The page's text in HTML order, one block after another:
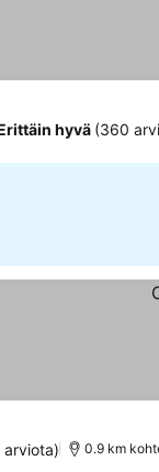
hyvä (360
arviota) 0.9 km